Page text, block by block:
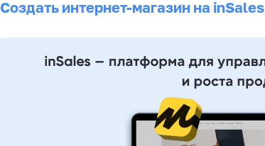
Создать интернет-магазин на inSales